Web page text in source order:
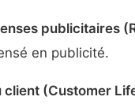
publicitaires
en publicité.
(Customer